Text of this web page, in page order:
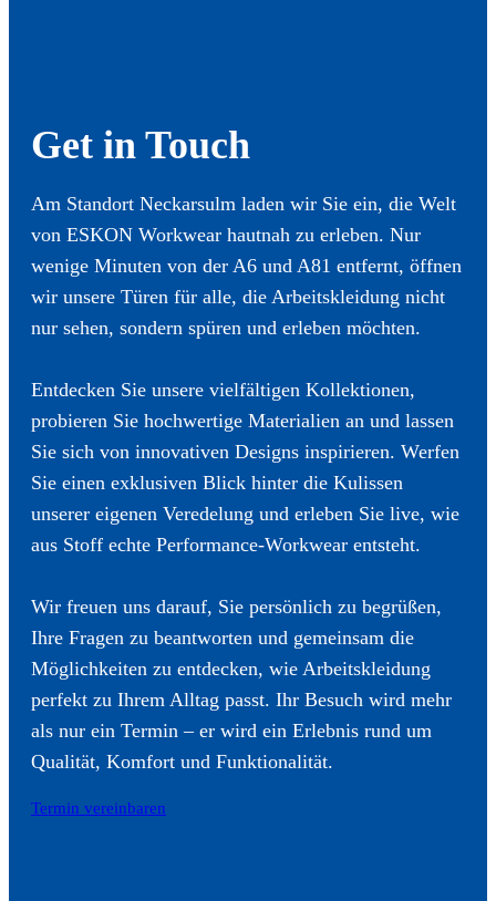
Get in Touch
Am Standort Neckarsulm laden wir Sie ein, die Welt
von ESKON Workwear hautnah zu erleben. Nur
wenige Minuten von der A6 und A81 entfernt, öffnen
wir unsere Türen für alle, die Arbeitskleidung nicht
nur sehen, sondern spüren und erleben möchten.
Entdecken Sie unsere vielfältigen Kollektionen,
probieren Sie hochwertige Materialien an und lassen
Sie sich von innovativen Designs inspirieren. Werfen
Sie einen exklusiven Blick hinter die Kulissen
unserer eigenen Veredelung und erleben Sie live, wie
aus Stoff echte Performance-Workwear entsteht.
Wir freuen uns darauf, Sie persönlich zu begrüßen,
Ihre Fragen zu beantworten und gemeinsam die
Möglichkeiten zu entdecken, wie Arbeitskleidung
perfekt zu Ihrem Alltag passt. Ihr Besuch wird mehr
als nur ein Termin – er wird ein Erlebnis rund um
Qualität, Komfort und Funktionalität.
Termin vereinbaren